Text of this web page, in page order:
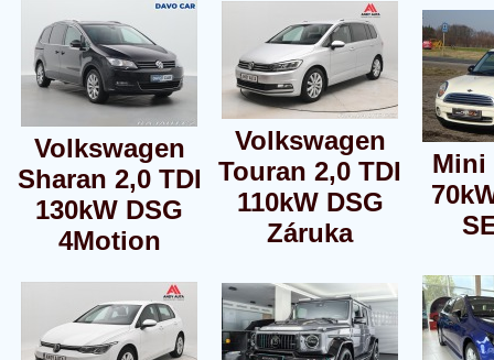
Volkswagen
Sharan 2,0 TDI
130kW DSG
4Motion
Volkswagen
Touran 2,0 TDI
110kW DSG
Záruka
Mini